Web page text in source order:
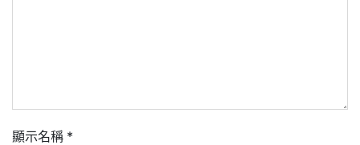
顯示名稱 *